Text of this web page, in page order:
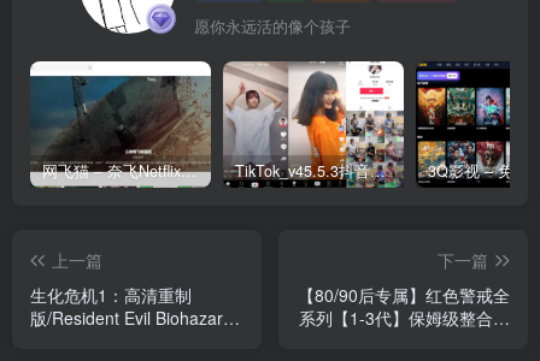
愿你永远活的像个孩子
网飞猫 – 奈飞Netflix免费看 TikTok_v45.5.3抖音国际版_免拔卡解锁全球版
上一篇
生化危机1：高清重制
版/Resident Evil Biohazard
下一篇
【80/90后专属】红色警戒全
系列【1-3代】保姆级整合包